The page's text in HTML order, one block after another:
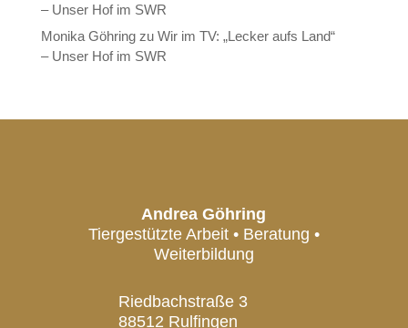
– Unser Hof im SWR
Monika Göhringzu Wir im TV: „Lecker aufs Land“
– Unser Hof im SWR
Andrea Göhring
Tiergestützte Arbeit • Beratung •
Weiterbildung
Riedbachstraße 3
88512 Rulfingen